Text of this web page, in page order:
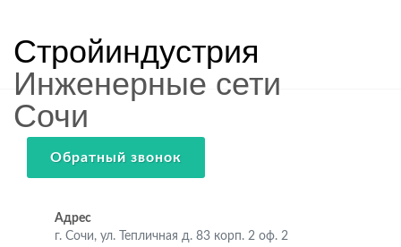
Стройиндустрия
Инженерные сети
Сочи
Обратный звонок
Адрес
г. Сочи, ул. Тепличная д. 83 корп. 2 оф. 2